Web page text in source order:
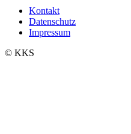
Kontakt
Datenschutz
Impressum
© KKS